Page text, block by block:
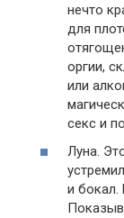
нечто
для
оргии,
или
секс и
Луна.
и бокал.